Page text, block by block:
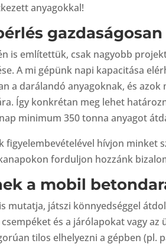
anyagokkal!
gazdaságosan
is említettük, csak nagyobb
A mi gépünk napi kapacitása
a darálandó anyagoknak, és
Így konkrétan meg lehet
minimum 350 tonna anyagot
figyelembevételével hívjon minket
forduljon hozzánk
a mobil
mutatja, játszi könnyedséggel
és a járólapokat vagy az
tilos elhelyezni a gépben (pl.